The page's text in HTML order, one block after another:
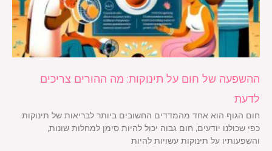
ההשפעה של חום על תינוקות: מה ההורים צריכים
לדעת
חום הגוף הוא אחד מהמדדים החשובים ביותר לבריאות של תינוקות.
כפי שכולנו יודעים, חום גבוה יכול להיות סימן למחלות שונות,
והשפעותיו על תינוקות עשויות להיות